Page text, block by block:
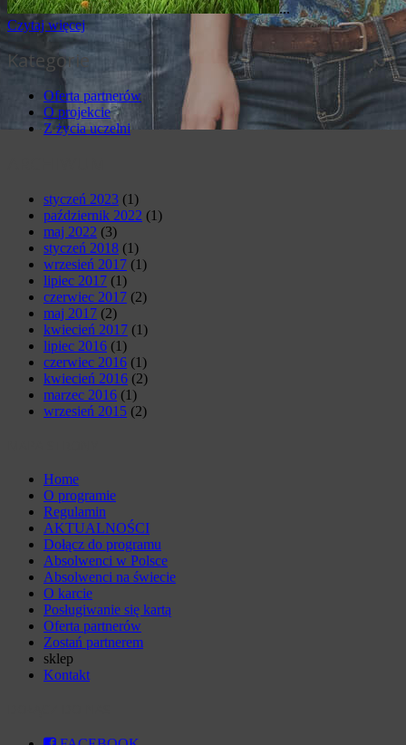
...
Czytaj więcej
Kategorie
Oferta partnerów
O projekcie
Z życia uczelni
styczeń 2023 (1)
październik 2022 (1)
maj 2022 (3)
styczeń 2018 (1)
wrzesień 2017 (1)
lipiec 2017 (1)
czerwiec 2017 (2)
maj 2017 (2)
kwiecień 2017 (1)
lipiec 2016 (1)
czerwiec 2016 (1)
kwiecień 2016 (2)
marzec 2016 (1)
wrzesień 2015 (2)
Home
O programie
Regulamin
AKTUALNOŚCI
Dołącz do programu
Absolwenci w Polsce
Absolwenci na świecie
O karcie
Posługiwanie się kartą
Oferta partnerów
Zostań partnerem
sklep
Kontakt